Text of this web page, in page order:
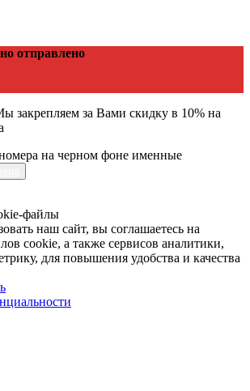
отправлено
закрепляем за Вами скидку в 10% на
файлы
наш сайт, вы соглашаетесь на
cookie, а также сервисов аналитики,
для повышения удобства и качества